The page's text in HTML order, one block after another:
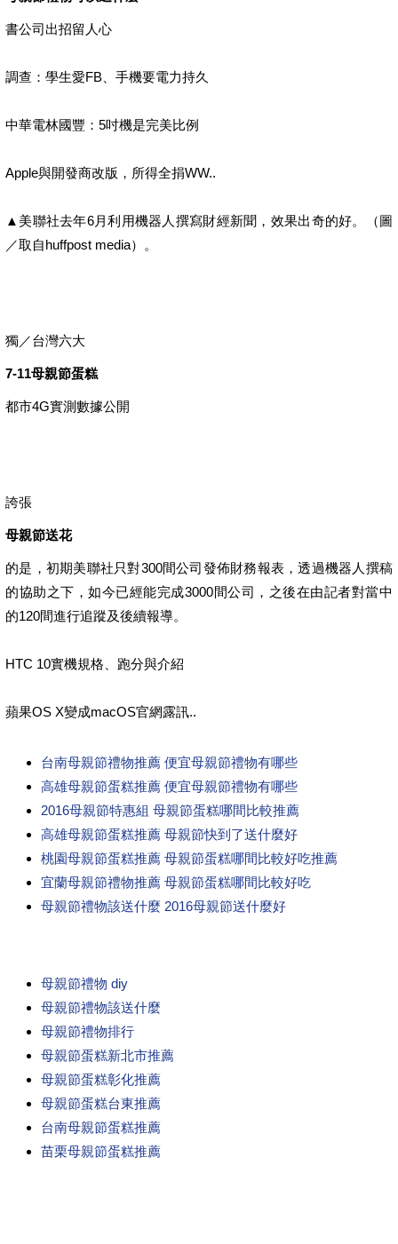
書公司出招留人心
調查：學生愛FB、手機要電力持久
中華電林國豐：5吋機是完美比例
Apple與開發商改版，所得全捐WW..
▲美聯社去年6月利用機器人撰寫財經新聞，效果出奇的好。（圖
／取自huffpost media）。
獨／台灣六大
7-11母親節蛋糕
都市4G實測數據公開
誇張
母親節送花
的是，初期美聯社只對300間公司發佈財務報表，透過機器人撰稿
的協助之下，如今已經能完成3000間公司，之後在由記者對當中
的120間進行追蹤及後續報導。
HTC 10實機規格、跑分與介紹
蘋果OS X變成macOS官網露訊..
台南母親節禮物推薦 便宜母親節禮物有哪些
高雄母親節蛋糕推薦 便宜母親節禮物有哪些
2016母親節特惠組 母親節蛋糕哪間比較推薦
高雄母親節蛋糕推薦 母親節快到了送什麼好
桃園母親節蛋糕推薦 母親節蛋糕哪間比較好吃推薦
宜蘭母親節禮物推薦 母親節蛋糕哪間比較好吃
母親節禮物該送什麼 2016母親節送什麼好
母親節禮物 diy
母親節禮物該送什麼
母親節禮物排行
母親節蛋糕新北市推薦
母親節蛋糕彰化推薦
母親節蛋糕台東推薦
台南母親節蛋糕推薦
苗栗母親節蛋糕推薦